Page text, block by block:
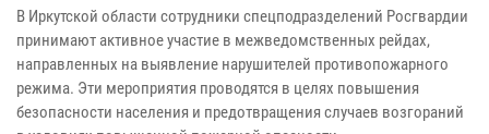
В Иркутской области сотрудники спецподразделений Росгвардии
принимают активное участие в межведомственных рейдах,
направленных на выявление нарушителей противопожарного
режима. Эти мероприятия проводятся в целях повышения
безопасности населения и предотвращения случаев возгораний